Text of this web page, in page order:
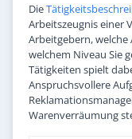
Die
Arbeitszeugnis einer
Arbeitgebern, welche
welchem Niveau Sie
Tätigkeiten spielt
Anspruchsvollere
Warenverräumung